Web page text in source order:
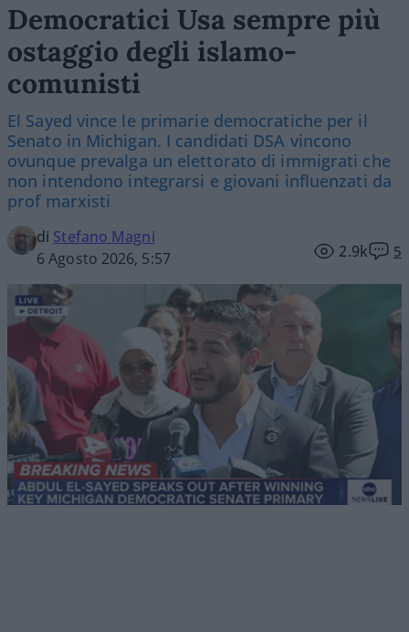
Democratici Usa sempre più
ostaggio degli islamo-
comunisti
El Sayed vince le primarie democratiche per il
Senato in Michigan. I candidati DSA vincono
ovunque prevalga un elettorato di immigrati che
non intendono integrarsi e giovani influenzati da
prof marxisti
di Stefano Magni
6 Agosto 2026, 5:57
2.9k 5